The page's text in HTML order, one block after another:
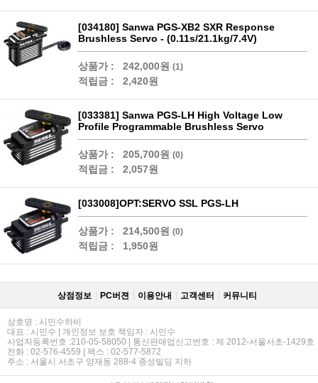
[034180] Sanwa PGS-XB2 SXR Response
Brushless Servo - (0.11s/21.1kg/7.4V)
상품가 : 242,000원 (1)
적립금 : 2,420원
[033381] Sanwa PGS-LH High Voltage Low
Profile Programmable Brushless Servo
상품가 : 205,700원 (0)
적립금 : 2,057원
[033008]OPT:SERVO SSL PGS-LH
상품가 : 214,500원 (0)
적립금 : 1,950원
상점정보 PC버젼 이용안내 고객센터 커뮤니티
상호명 : 시민수하비
대표 : 시민수 | 개인정보 보호 책임자 : 시민수
사업자등록번호 :210-05-58050 | 통신판매업신고번호 : 제 2012-서울서초-1429호
전화 : 02-576-4559 | 팩스 : 02-577-5872
주소 : 서울시 서초구 양재동 288-4 종성빌딩 지하